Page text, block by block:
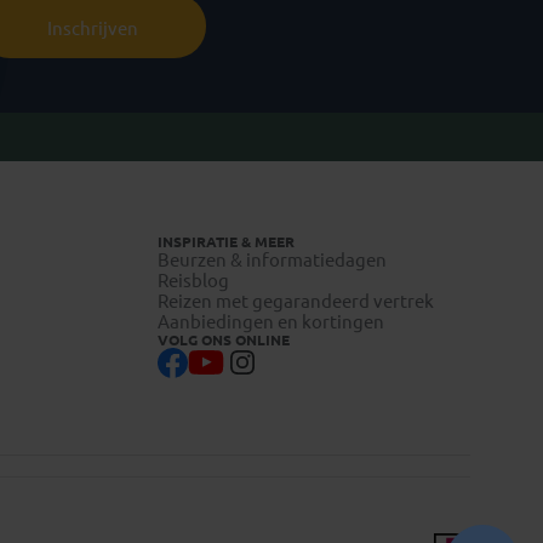
Inschrijven
INSPIRATIE & MEER
Beurzen & informatiedagen
Reisblog
Reizen met gegarandeerd vertrek
Aanbiedingen en kortingen
VOLG ONS ONLINE